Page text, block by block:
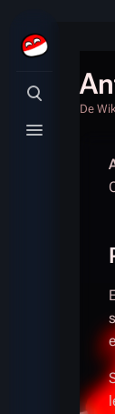
Búsqueda
Menú
De